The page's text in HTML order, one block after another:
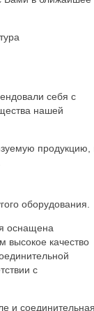
себя с
нашей
продукцию,
оборудования.
оснащена
качество
с
и